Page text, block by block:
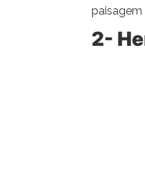
paisagem
2-